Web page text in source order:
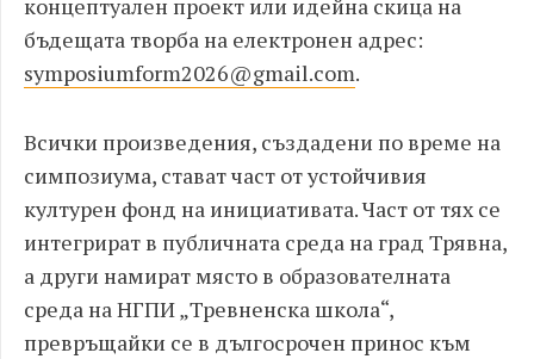
концептуален проект или идейна скица на
бъдещата творба на електронен адрес:
symposiumform2026@gmail.com.
Всички произведения, създадени по време на
симпозиума, стават част от устойчивия
културен фонд на инициативата. Част от тях се
интегрират в публичната среда на град Трявна,
а други намират място в образователната
среда на НГПИ „Тревненска школа“,
превръщайки се в дългосрочен принос към